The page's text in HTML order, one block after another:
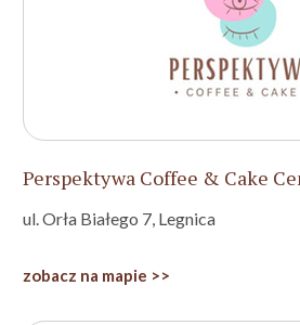
Perspektywa Coffee & Cake
ul. Orła Białego 7, Legnica
zobacz na mapie >>